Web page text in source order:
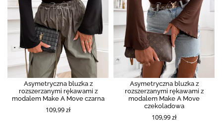
Asymetryczna bluzka z
rozszerzanymi rękawami z
modalem Make A Move czarna
109,99 zł
Asymetryczna bluzka z
rozszerzanymi rękawami z
modalem Make A Move
czekoladowa
109,99 zł